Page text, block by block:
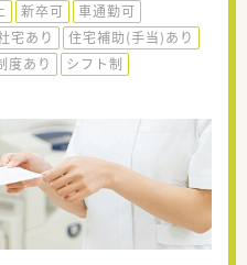
新卒可
車通勤可
宅あり
住宅補助(手当)あり
度あり
シフト制